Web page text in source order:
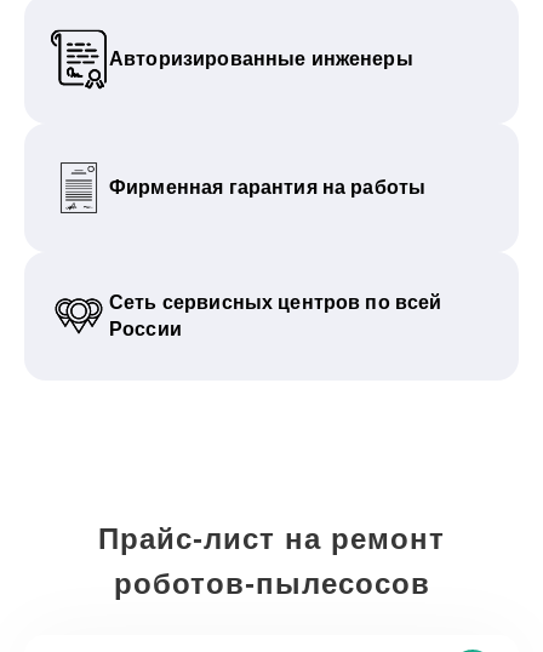
Авторизированные инженеры
Фирменная гарантия на работы
Сеть сервисных центров по всей
России
Прайс-лист на ремонт
роботов-пылесосов